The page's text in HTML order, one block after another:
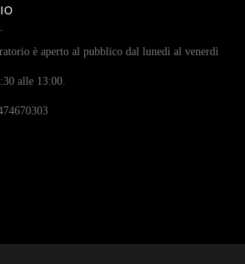
è aperto al pubblico dal lunedì al venerdì
alle 13:00.